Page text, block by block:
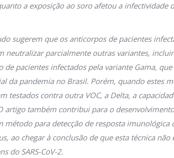
a exposição ao soro afetou a infectividade
sugerem que os anticorpos de pacientes
neutralizar parcialmente outras variantes,
de pacientes infectados pela variante Gama,
da pandemia no Brasil. Porém, quando estes
testados contra outra VOC, a Delta, a
artigo também contribui para o
método para detecção de resposta
ao chegar à conclusão de que esta técnica
do SARS-CoV-2.